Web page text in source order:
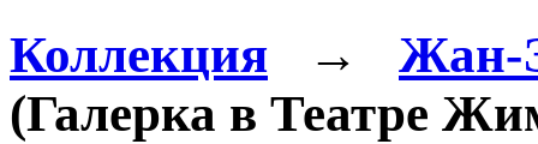
Коллекция →
Жан-
(Галерка в Театре